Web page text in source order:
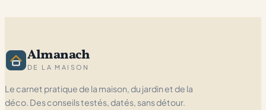
Almanach
DE LA MAISON
Le carnet pratique de la maison, du jardin et de la
déco. Des conseils testés, datés, sans détour.